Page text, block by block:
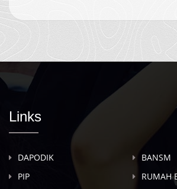
Links
DAPODIK
BANSM
PIP
RUMAH